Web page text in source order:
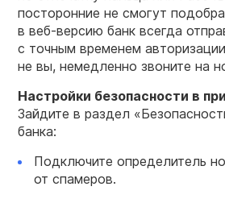
посторонние не смогут
в веб-версию банк всегда
с точным временем
не вы, немедленно звоните на
Настройки безопасности в
Зайдите в раздел
банка:
Подключите определитель
от спамеров.